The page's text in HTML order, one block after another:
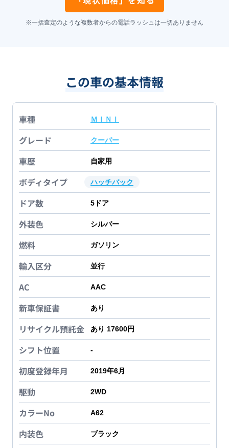
※一括査定のような複数者からの電話ラッシュは一切ありません
この車の基本情報
車種 ＭＩＮＩ
グレード クーパー
車歴 自家用
ボディタイプ ハッチバック
ドア数 5 ドア
外装色 シルバー
燃料 ガソリン
輸入区分 並行
AC AAC
新車保証書 あり
リサイクル預託金 あり 17600円
シフト位置 -
初度登録年月 2019年6月
駆動 2WD
カラーNo A62
内装色 ブラック